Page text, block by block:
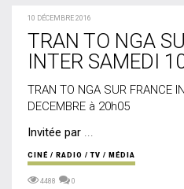
10 DÉCEMBRE 2016
TRAN TO NGA
INTER SAMEDI
TRAN TO NGA SUR FRANCE
DECEMBRE à 20h05
Invitée par ...
CINÉ / RADIO / TV / MÉDIA
4488 0